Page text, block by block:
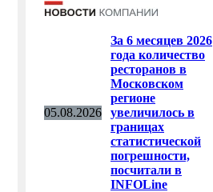
05.08.2026
За 6 месяцев 2026
года количество
ресторанов в
Московском
регионе
увеличилось в
границах
статистической
погрешности,
посчитали в
INFOLine